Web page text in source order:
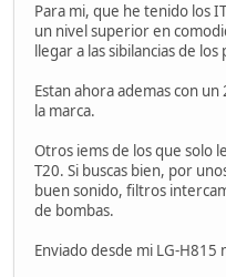
Para mi, que he tenido los
un nivel superior en
llegar a las sibilancias de
Estan ahora ademas con
la marca.
Otros iems de los que solo
T20. Si buscas bien, por
buen sonido, filtros
de bombas.
Enviado desde mi LG-H815